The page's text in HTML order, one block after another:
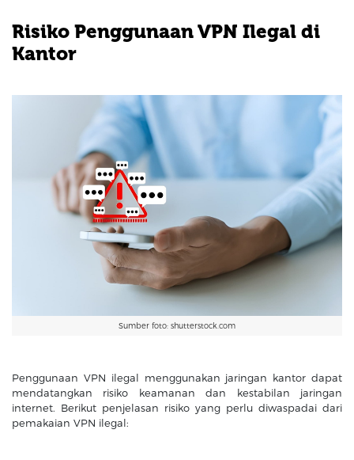
Risiko Penggunaan VPN Ilegal di
Kantor
Sumber foto: shutterstock.com
Penggunaan VPN ilegal menggunakan jaringan kantor dapat
mendatangkan risiko keamanan dan kestabilan jaringan
internet. Berikut penjelasan risiko yang perlu diwaspadai dari
pemakaian VPN ilegal: